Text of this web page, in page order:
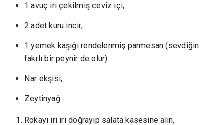
1 avuç iri çekilmiş ceviz içi,
2 adet kuru incir,
1 yemek kaşığı rendelenmiş parmesan (sevdiğin
fakrlı bir peynir de olur)
Nar ekşisi,
Zeytinyağ
Rokayı iri iri doğrayıp salata kasesine alın,